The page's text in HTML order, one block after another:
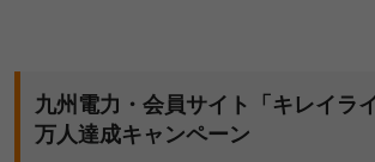
九州電力・会員サイト「キレイラ
万人達成キャンペーン